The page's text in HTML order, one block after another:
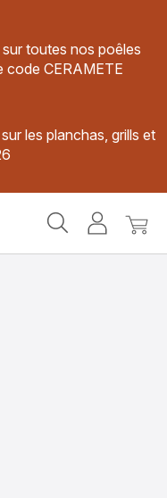
toutes nos poêles
code CERAMETE
les planchas, grills et
MonMon